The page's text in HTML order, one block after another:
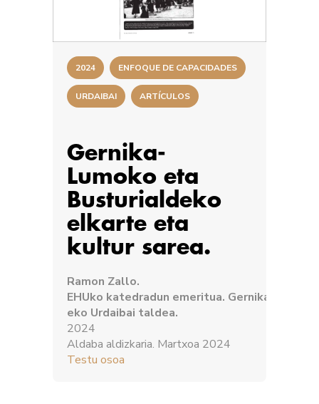
2024 ENFOQUE DE CAPACIDADES
URDAIBAI ARTÍCULOS
Gernika-
Lumoko eta
Busturialdeko
elkarte eta
kultur sarea.
Ramon Zallo.
EHUko katedradun emeritua. Gernika
eko Urdaibai taldea.
2024
Aldaba aldizkaria. Martxoa 2024
Testu osoa